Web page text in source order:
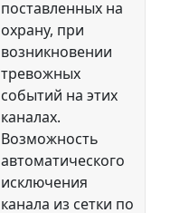
поставленных на
охрану, при
возникновении
тревожных
событий на этих
каналах.
Возможность
автоматического
исключения
канала из сетки по